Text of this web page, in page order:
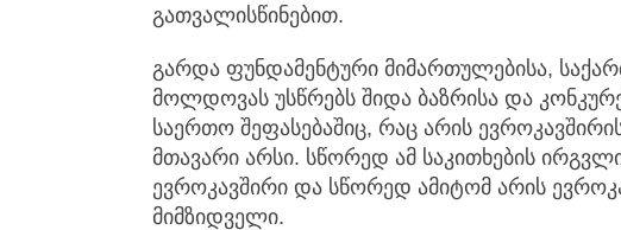
გათვალისწინებით.
გარდა ფუნდამენტური მიმართულებისა,
მოლდოვას უსწრებს შიდა ბაზრისა და
საერთო შეფასებაშიც, რაც არის
მთავარი არსი. სწორედ ამ საკითხების
ევროკავშირი და სწორედ ამიტომ არის
მიმზიდველი.